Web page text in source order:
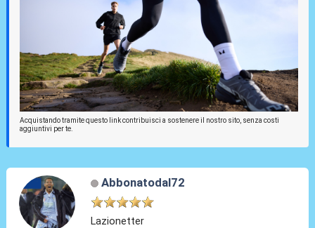
Acquistando tramite questo link contribuisci a sostenere il nostro sito, senza costi
aggiuntivi per te.
Abbonatodal72
Lazionetter